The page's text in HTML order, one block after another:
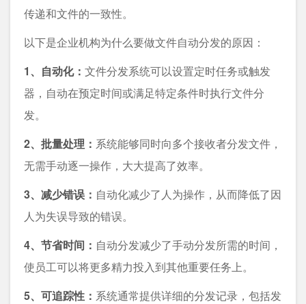
传递和文件的一致性。
以下是企业机构为什么要做文件自动分发的原因：
1、自动化： 文件分发系统可以设置定时任务或触发
器，自动在预定时间或满足特定条件时执行文件分
发。
2、批量处理： 系统能够同时向多个接收者分发文件，
无需手动逐一操作，大大提高了效率。
3、减少错误： 自动化减少了人为操作，从而降低了因
人为失误导致的错误。
4、节省时间： 自动分发减少了手动分发所需的时间，
使员工可以将更多精力投入到其他重要任务上。
5、可追踪性： 系统通常提供详细的分发记录，包括发